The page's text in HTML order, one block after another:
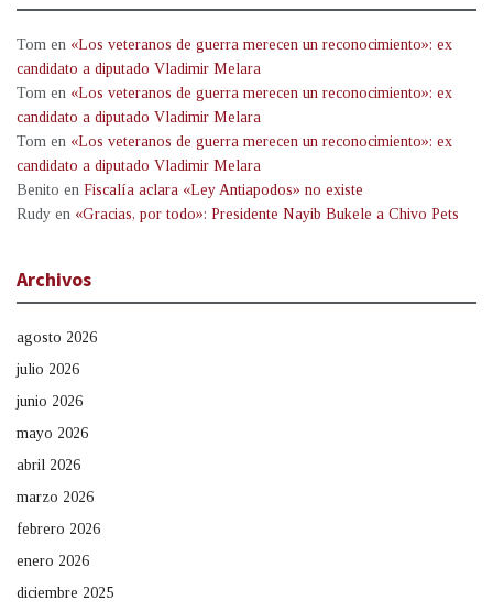
Tom en «Los veteranos de guerra merecen un reconocimiento»: ex
candidato a diputado Vladimir Melara
Tom en «Los veteranos de guerra merecen un reconocimiento»: ex
candidato a diputado Vladimir Melara
Tom en «Los veteranos de guerra merecen un reconocimiento»: ex
candidato a diputado Vladimir Melara
Benito en Fiscalía aclara «Ley Antiapodos» no existe
Rudy en «Gracias, por todo»: Presidente Nayib Bukele a Chivo Pets
Archivos
agosto 2026
julio 2026
junio 2026
mayo 2026
abril 2026
marzo 2026
febrero 2026
enero 2026
diciembre 2025